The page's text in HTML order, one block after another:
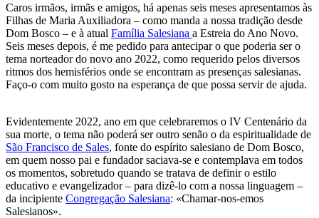
Caros irmãos, irmãs e amigos, há apenas seis meses apresentamos às
Filhas de Maria Auxiliadora – como manda a nossa tradição desde
Dom Bosco – e à atual Família Salesiana a Estreia do Ano Novo.
Seis meses depois, é me pedido para antecipar o que poderia ser o
tema norteador do novo ano 2022, como requerido pelos diversos
ritmos dos hemisférios onde se encontram as presenças salesianas.
Faço-o com muito gosto na esperança de que possa servir de ajuda.
Evidentemente 2022, ano em que celebraremos o IV Centenário da
sua morte, o tema não poderá ser outro senão o da espiritualidade de
São Francisco de Sales, fonte do espírito salesiano de Dom Bosco,
em quem nosso pai e fundador saciava-se e contemplava em todos
os momentos, sobretudo quando se tratava de definir o estilo
educativo e evangelizador – para dizê-lo com a nossa linguagem –
da incipiente Congregação Salesiana: «Chamar-nos-emos
Salesianos».